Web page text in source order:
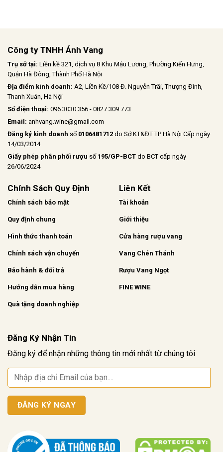
Công ty TNHH Ánh Vang
Trụ sở tại: Liền kề 321, dịch vụ 8 Khu Mậu Lương, Phường Kiến Hưng,
Quận Hà Đông, Thành Phố Hà Nội
Địa điểm kinh doanh: A2, Liền Kề/108 Đ. Nguyễn Trãi, Thượng Đình,
Thanh Xuân, Hà Nội
Số điện thoại: 096 3030 356 - 0827 309 773
Email: anhvang.wine@gmail.com
Đăng ký kinh doanh số 0106481712 do Sở KT&ĐT TP Hà Nội Cấp ngày
14/03/2014
Giấy phép phân phối rượu số 195/GP-BCT do BCT cấp ngày
26/06/2024
Chính Sách Quy Định
Chính sách bảo mật
Quy định chung
Hình thức thanh toán
Chính sách vận chuyển
Bảo hành & đổi trả
Hướng dẫn mua hàng
Quà tặng doanh nghiệp
Liên Kết
Tài khoản
Giới thiệu
Cửa hàng rượu vang
Vang Chén Thánh
Rượu Vang Ngọt
FINE WINE
Đăng Ký Nhận Tin
Đăng ký để nhận những thông tin mới nhất từ chúng tôi